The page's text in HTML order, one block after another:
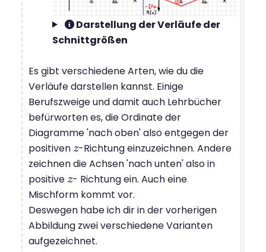
Darstellung der Verläufe der
Schnittgrößen
Es gibt verschiedene Arten, wie du die
Verläufe darstellen kannst. Einige
Berufszweige und damit auch Lehrbücher
befürworten es, die Ordinate der
Diagramme 'nach oben' also entgegen der
positiven z
z-Richtung einzuzeichnen. Andere
zeichnen die Achsen 'nach unten' also in
positive z
z- Richtung ein. Auch eine
Mischform kommt vor.
Deswegen habe ich dir in der vorherigen
Abbildung zwei verschiedene Varianten
aufgezeichnet.